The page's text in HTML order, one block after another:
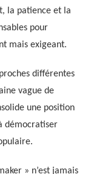
la patience et la
pour
mais exigeant.
différentes
vague de
une position
démocratiser
» n’est jamais